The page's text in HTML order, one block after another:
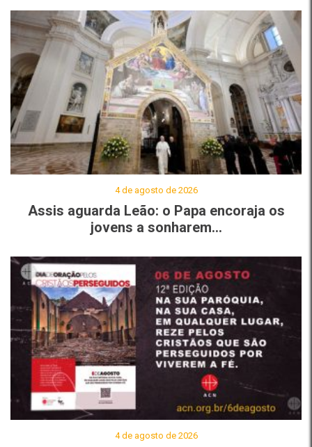
4 de agosto de 2026
Assis aguarda Leão: o Papa encoraja os
jovens a sonharem...
4 de agosto de 2026